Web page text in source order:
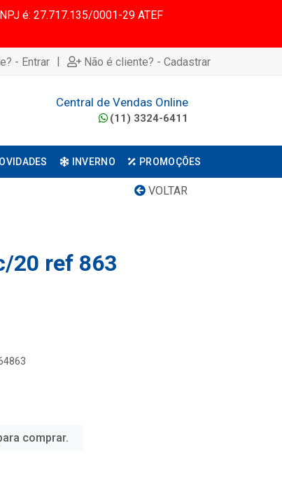
é: 27.717.135/0001-29 ATEF
- Entrar | Não é cliente? - Cadastrar
Central de Vendas Online
(11) 3324-6411
INVERNO PROMOÇÕES
VOLTAR
20 ref 863
comprar.